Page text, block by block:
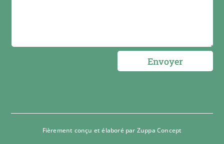
Envoyer
Fièrement conçu et élaboré par Zuppa Concept